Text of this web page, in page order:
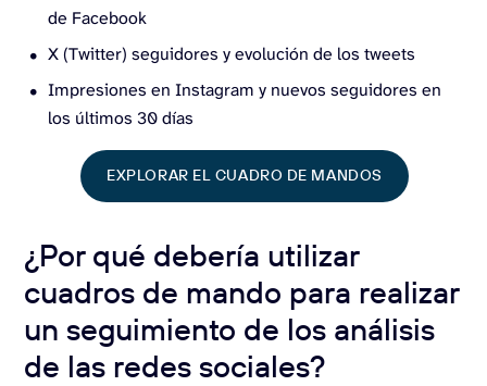
de Facebook
X (Twitter) seguidores y evolución de los tweets
Impresiones en Instagram y nuevos seguidores en
los últimos 30 días
EXPLORAR EL CUADRO DE MANDOS
¿Por qué debería utilizar
cuadros de mando para realizar
un seguimiento de los análisis
de las redes sociales?